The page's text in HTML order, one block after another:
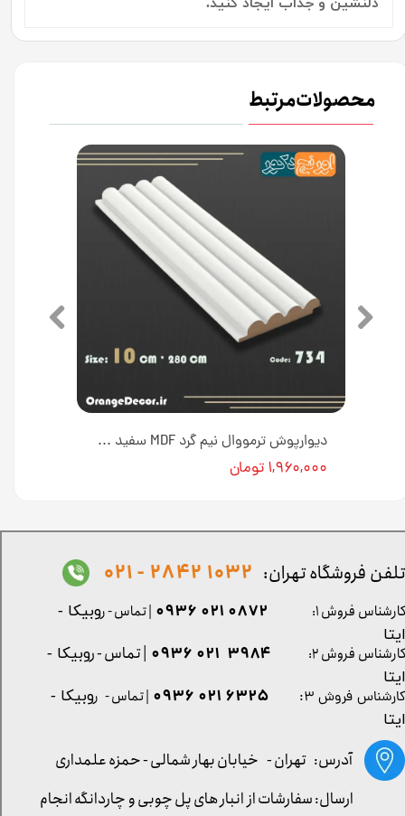
محصولات مرتبط
دیوارپوش ترمووال نیم گرد MDF سفید کد 734 [انبار تهران]
۱,۹۶۰,۰۰۰ تومان
کارشناس فروش ۳: ۶۳۲۵ ۰۲۱ ۰۹۳۶ | تماس - روبیکا -
ایتا
آدرس: تهران - خیابان بهار شمالی - حمزه علمداری
تلفن فروشگاه تهران: 1032 2842 - 021
کارشناس فروش ۱: 0872 021 0936 | تماس - روبیکا -
ایتا
کارشناس فروش ۲:
۳۹۸۴ ۰۲۱ ۰۹۳۶ | تماس - روبیکا -
ایتا
ارسال: سفارشات از انبار های پل چوبی و چاردانگه انجام